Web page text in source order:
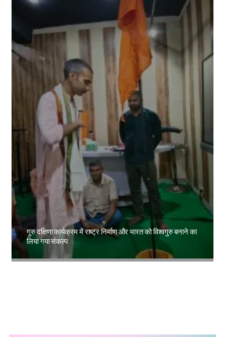
गुरु दक्षिणा कार्यक्रम में राष्ट्र निर्माण और भारत को विश्वगुरु बनाने का
लिया गया संकल्प